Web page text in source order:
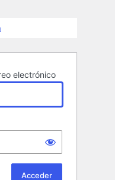
electrónico